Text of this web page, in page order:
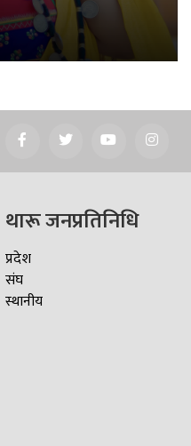
थारू जनप्रतिनिधि
प्रदेश
संघ
स्थानीय